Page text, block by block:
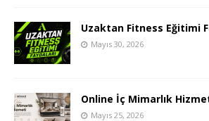
Uzaktan Fitness Eğitimi
Mayıs 30, 2026
Online İç Mimarlık
Mayıs 25, 2026